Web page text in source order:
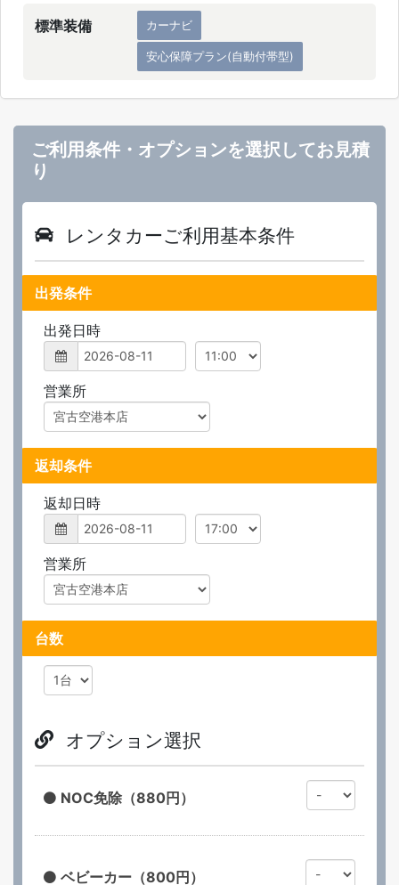
標準装備 カーナビ
安心保障プラン(自動付帯型)
ご利用条件・オプションを選択してお見積
り
レンタカーご利用基本条件
出発条件
出発日時
営業所
返却条件
返却日時
営業所
台数
オプション選択
NOC免除（880円）
ベビーカー（800円）